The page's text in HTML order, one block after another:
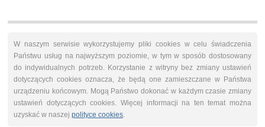
W naszym serwisie wykorzystujemy pliki cookies w celu świadczenia
Państwu usług na najwyższym poziomie, w tym w sposób dostosowany
do indywidualnych potrzeb. Korzystanie z witryny bez zmiany ustawień
dotyczących cookies oznacza, że będą one zamieszczane w Państwa
urządzeniu końcowym. Mogą Państwo dokonać w każdym czasie zmiany
ustawień dotyczących cookies. Więcej informacji na ten temat można
uzyskać w naszej polityce cookies.